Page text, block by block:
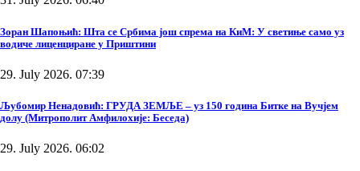
Зоран Шапоњић: Шта се Србима још спрема на КиМ: У светиње само уз
водиче лиценциране у Приштини
29. July 2026. 07:39
Љубомир Ненадовић: ГРУДА ЗЕМЉЕ – уз 150 година Битке на Вучјем
долу (Митрополит Амфилохије: Беседа)
29. July 2026. 06:02